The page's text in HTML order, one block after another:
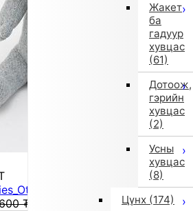
Жакет
ба
гадуур
хувцас
(61)
Дотоож,
гэрийн
хувцас
(2)
Усны
хувцас
(8)
Цүнх (174)
General Shoes (Other)
₮